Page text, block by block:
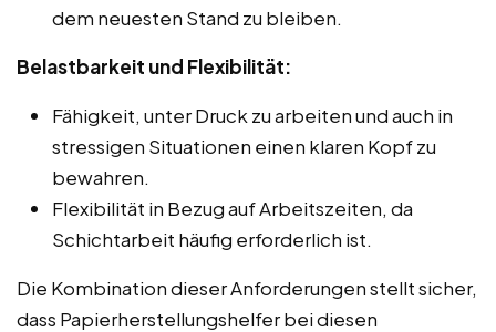
dem neuesten Stand zu bleiben.
Belastbarkeit und Flexibilität:
Fähigkeit, unter Druck zu arbeiten und auch in
stressigen Situationen einen klaren Kopf zu
bewahren.
Flexibilität in Bezug auf Arbeitszeiten, da
Schichtarbeit häufig erforderlich ist.
Die Kombination dieser Anforderungen stellt sicher,
dass Papierherstellungshelfer bei diesen